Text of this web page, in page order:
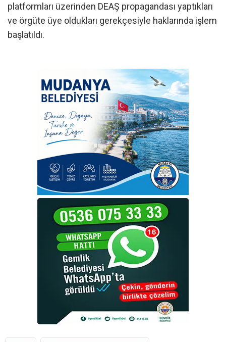
platformları üzerinden DEAŞ propagandası yaptıkları
ve örgüte üye oldukları gerekçesiyle haklarında işlem
başlatıldı.